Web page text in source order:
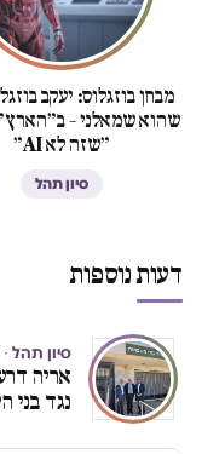
מבחן בוזגלוס: יעקב
שהוא שמאלני –
״שזה לא AI״
סיון תהל
דעות נוספות
סיון תהל · 08.06.2026
אריה
נגד בני